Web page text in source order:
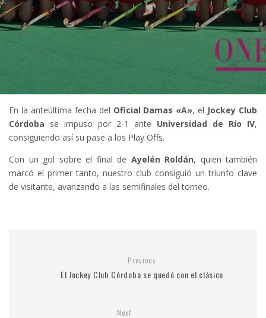
En la anteúltima fecha del Oficial Damas «A», el Jockey Club
Córdoba se impuso por 2-1 ante Universidad de Río IV,
consiguiendo así su pase a los Play Offs.
Con un gol sobre el final de Ayelén Roldán, quien también
marcó el primer tanto, nuestro club consiguió un triunfo clave
de visitante, avanzando a las semifinales del torneo.
Previous
El Jockey Club Córdoba se quedó con el clásico
Next